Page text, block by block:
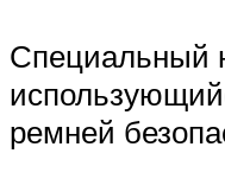
Специальный
ремней